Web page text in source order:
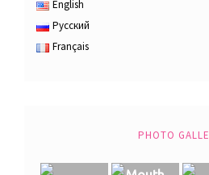
English
Русский
Français
PHOTO